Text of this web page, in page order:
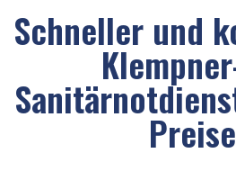
Schneller und